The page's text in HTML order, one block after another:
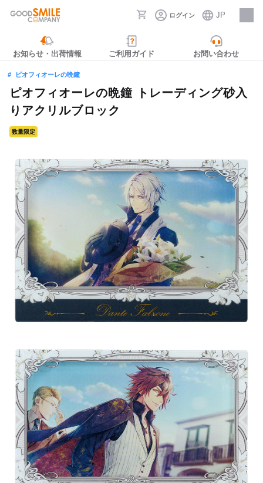
ログイン JP
採用情報
お知らせ・出荷情報 ご利用ガイド お問い合わせ
ピオフィオーレの晩鐘
ピオフィオーレの晩鐘 トレーディング砂入
りアクリルブロック
数量限定